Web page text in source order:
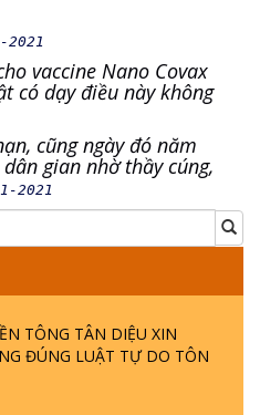
2021
vaccine Nano Covax
có dạy điều này không
cũng ngày đó năm
gian nhờ thầy cúng,
2021
TÔNG TÂN DIỆU XIN
ĐÚNG LUẬT TỰ DO TÔN